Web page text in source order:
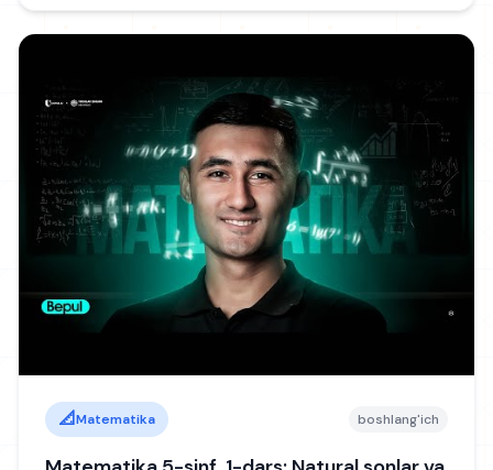
STATISTIKA
📐Matematika boshlang'ich